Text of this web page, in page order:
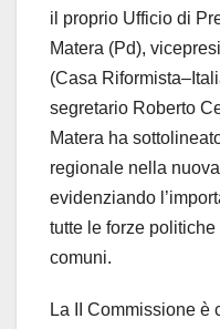
il proprio Ufficio di
Matera (Pd),
(Casa
segretario Roberto
Matera ha
regionale nella
evidenziando
tutte le forze
comuni.
La II Commissione è